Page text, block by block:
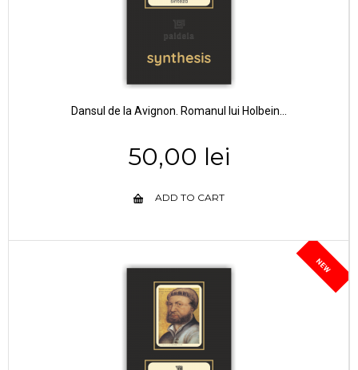
Dansul de la Avignon. Romanul lui Holbein...
50,00 lei
ADD TO CART
NEW